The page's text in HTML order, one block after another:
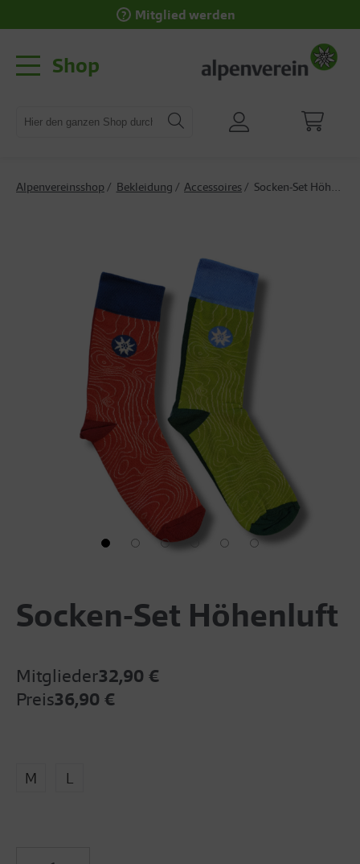
Mitglied werden
Shop
Alpenvereinsshop Bekleidung Accessoires Socken-Set Höhenluft
Socken-Set Höhenluft
Mitglieder32,90 €
Preis36,90 €
M L